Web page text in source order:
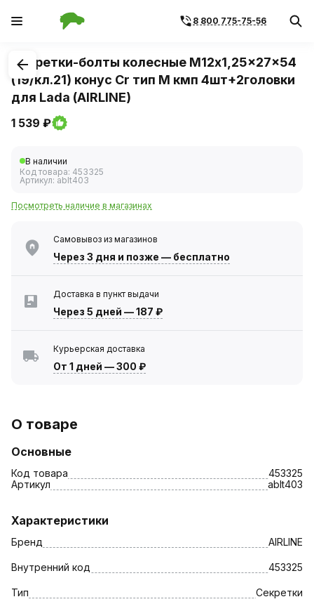
8 800 775-75-56
1/3
Секретки-болты колесные М12x1,25x27x54
(19/кл.21) конус Cr тип M кмп 4шт+2головки
для Lada (AIRLINE)
1 539 ₽
В наличии
Код товара: 453325
Артикул: ablt403
Посмотреть наличие в магазинах
Самовывоз из магазинов
Через 3 дня и позже — бесплатно
Доставка в пункт выдачи
Через 5 дней —187 ₽
Курьерская доставка
От 1 дней —300 ₽
О товаре
Основные
Код товара
453325
Артикул
ablt403
Характеристики
Бренд AIRLINE
Внутренний код 453325
Тип Секретки